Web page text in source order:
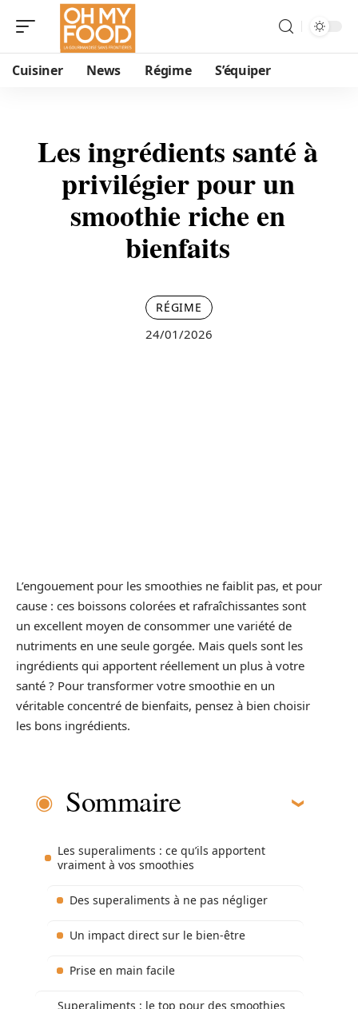
Cuisiner News Régime S’équiper
Les ingrédients santé à
privilégier pour un
smoothie riche en
bienfaits
RÉGIME
24/01/2026
L’engouement pour les smoothies ne faiblit pas, et pour
cause : ces boissons colorées et rafraîchissantes sont
un excellent moyen de consommer une variété de
nutriments en une seule gorgée. Mais quels sont les
ingrédients qui apportent réellement un plus à votre
santé ? Pour transformer votre smoothie en un
véritable concentré de bienfaits, pensez à bien choisir
les bons ingrédients.
Sommaire
Les superaliments : ce qu’ils apportent
vraiment à vos smoothies
Des superaliments à ne pas négliger
Un impact direct sur le bien-être
Prise en main facile
Superaliments : le top pour des smoothies